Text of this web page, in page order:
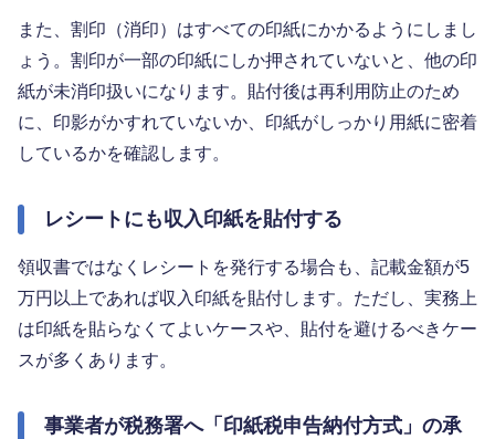
また、割印（消印）はすべての印紙にかかるようにしまし
ょう。割印が一部の印紙にしか押されていないと、他の印
紙が未消印扱いになります。貼付後は再利用防止のため
に、印影がかすれていないか、印紙がしっかり用紙に密着
しているかを確認します。
レシートにも収入印紙を貼付する
領収書ではなくレシートを発行する場合も、記載金額が5
万円以上であれば収入印紙を貼付します。ただし、実務上
は印紙を貼らなくてよいケースや、貼付を避けるべきケー
スが多くあります。
事業者が税務署へ「印紙税申告納付方式」の承